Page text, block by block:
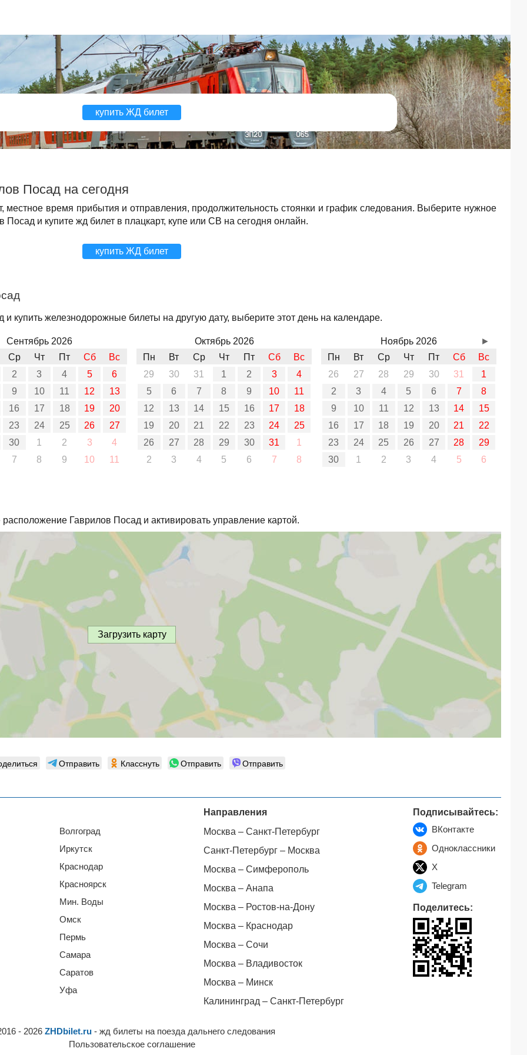
купить ЖД билет
Посад на сегодня
время прибытия и отправления, продолжительность стоянки и график следования. Выберите нужное
и купите жд билет в плацкарт, купе или СВ на сегодня онлайн.
купить ЖД билет
купить железнодорожные билеты на другую дату, выберите этот день на календаре.
Сентябрь 2026
Ср
Чт Пт Сб
Вс
2
3 4 5
6
9
10 11 12
13
16
17 18 19
20
23
24 25 26
27
30
1 2 3
4
7
8 9 10 11
Октябрь 2026
Пн
Вт Ср Чт Пт Сб
Вс
29
30 31 1 2 3
4
5
6 7 8 9 10
11
12
13 14 15 16 17
18
19
20 21 22 23 24
25
26
27 28 29 30 31
1
2
3 4 5 6 7 8
Ноябрь 2026
Пн
Вт Ср Чт Пт Сб
Вс
26
27 28 29 30 31
1
2
3 4 5 6 7
8
9
10 11 12 13 14
15
16
17 18 19 20 21
22
23
24 25 26 27 28
29
30
1 2 3 4 5 6
►
Гаврилов Посад и активировать управление картой.
Загрузить карту
Отправить Класснуть Отправить Отправить
Волгоград
Иркутск
Краснодар
Красноярск
Мин. Воды
Омск
Пермь
Самара
Саратов
Уфа
Направления
Москва – Санкт-Петербург
Санкт-Петербург – Москва
Москва – Симферополь
Москва – Анапа
Москва – Ростов-на-Дону
Москва – Краснодар
Москва – Сочи
Москва – Владивосток
Москва – Минск
Калининград – Санкт-Петербург
Подписывайтесь:
ВКонтакте
Одноклассники
X
Telegram
Поделитесь:
- 2026 ZHDbilet.ru - жд билеты на поезда дальнего следования
Пользовательское соглашение